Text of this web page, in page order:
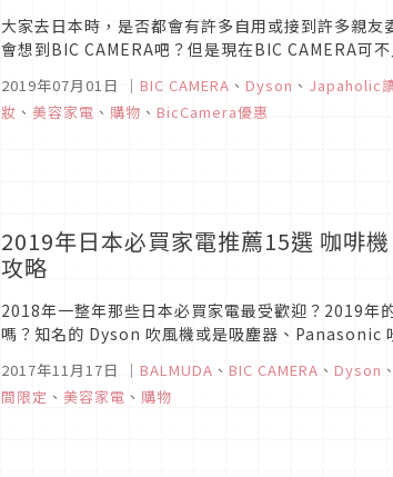
大家去日本時，是否都會有許多自用或接到許多親
會想到BIC CAMERA吧？但是現在BIC CAMERA可
2019年07月01日 ｜ BIC CAMERA 、 Dyson 、 Japaholic
妝 、 美容家電 、 購物 、 BicCamera優惠
2019年日本必買家電推薦15選 咖啡
攻略
2018年一整年那些日本必買家電最受歡迎？2019年
嗎？知名的 Dyson 吹風機或是吸塵器、Panasonic
2017年11月17日 ｜ BALMUDA 、 BIC CAMERA 、 Dyson 、
間限定 、 美容家電 、 購物